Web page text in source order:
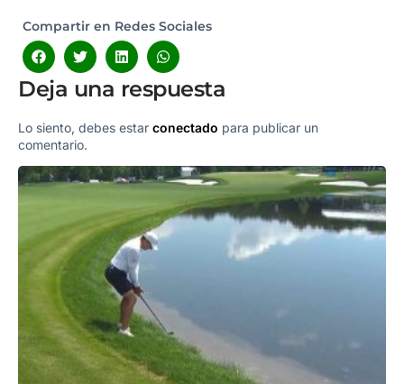
Compartir en Redes Sociales
Deja una respuesta
Lo siento, debes estar conectado para publicar un
comentario.